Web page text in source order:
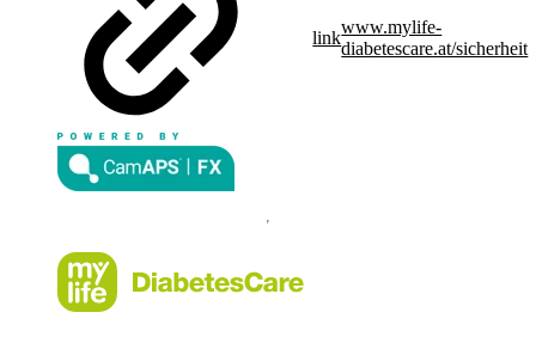
link
www.mylife-
diabetescare.at/sicherheit